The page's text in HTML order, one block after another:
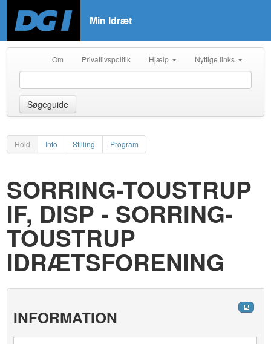
Min Idræt
Om Privatlivspolitik Hjælp Nyttige links
Søgeguide
Hold Info Stilling Program
SORRING-TOUSTRUP
IF, DISP - SORRING-
TOUSTRUP
IDRÆTSFORENING
INFORMATION